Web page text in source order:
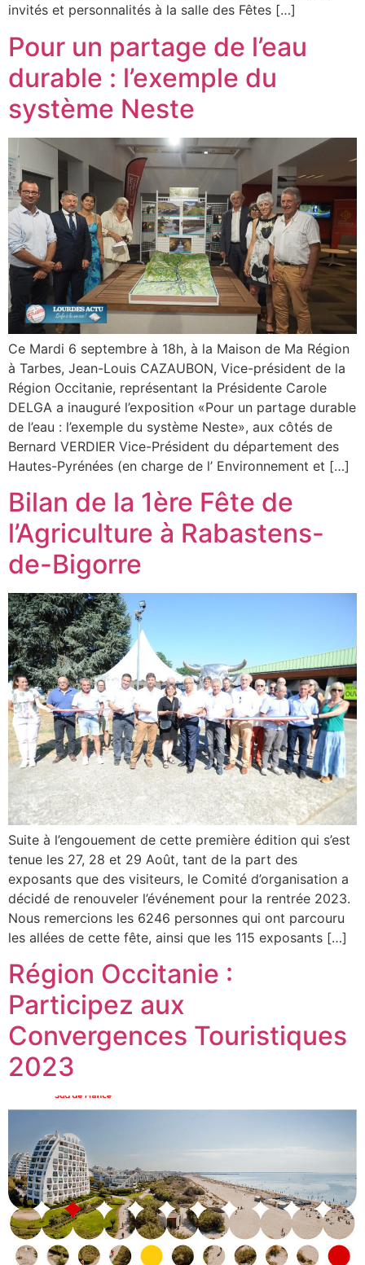
invités et personnalités à la salle des Fêtes […]
Pour un partage de l’eau
durable : l’exemple du
système Neste
Ce Mardi 6 septembre à 18h, à la Maison de Ma Région
à Tarbes, Jean-Louis CAZAUBON, Vice-président de la
Région Occitanie, représentant la Présidente Carole
DELGA a inauguré l’exposition «Pour un partage durable
de l’eau : l’exemple du système Neste», aux côtés de
Bernard VERDIER Vice-Président du département des
Hautes-Pyrénées (en charge de l’ Environnement et […]
Bilan de la 1ère Fête de
l’Agriculture à Rabastens-
de-Bigorre
Suite à l’engouement de cette première édition qui s’est
tenue les 27, 28 et 29 Août, tant de la part des
exposants que des visiteurs, le Comité d’organisation a
décidé de renouveler l’événement pour la rentrée 2023.
Nous remercions les 6246 personnes qui ont parcouru
les allées de cette fête, ainsi que les 115 exposants […]
Région Occitanie :
Participez aux
Convergences Touristiques
2023